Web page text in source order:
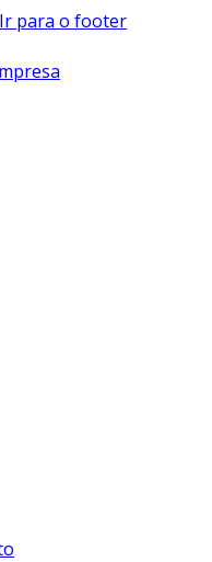
Ir para o footer